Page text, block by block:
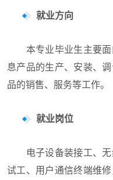
就业方向
本专业毕业生主要面
息产品的生产、安装、
品的销售、服务等工作。
就业岗位
电子设备装接工、无
试工、用户通信终端维